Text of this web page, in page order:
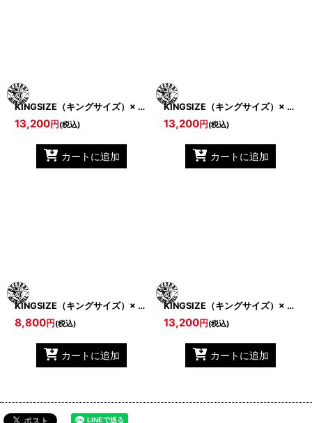
KINGSIZE（キングサイズ）× BEAN BALL RECORDS “BEANBALL/KS HOODY”
13,200円 (税込)
カートに追加
KINGSIZE（キングサイズ）× BEAN BALL RECORDS “BEANBALL/KS GAME SHIRTS”
13,200円 (税込)
カートに追加
KINGSIZE（キングサイズ）× BEAN BALL RECORDS “STAY REMIX NO SLEEVE”
8,800円 (税込)
カートに追加
KINGSIZE（キングサイズ）× BEAN BALL RECORDS “STAY SHORTS”
13,200円 (税込)
カートに追加